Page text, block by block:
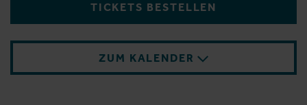
TICKETS BESTELLEN
ZUM KALENDER